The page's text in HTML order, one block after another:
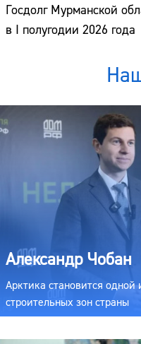
Госдолг Мурманской
в I полугодии 2026 года
Александр Чобан
Арктика становится
строительных зон страны